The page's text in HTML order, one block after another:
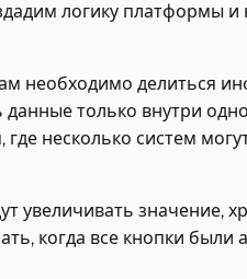
логику платформы
необходимо делиться
данные только внутри
несколько систем
увеличивать значение,
когда все кнопки были